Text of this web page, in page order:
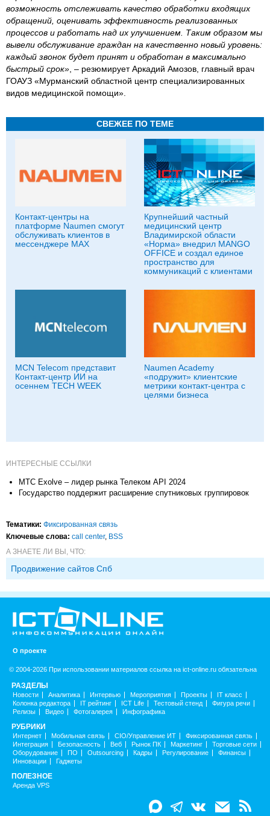
возможность отслеживать качество обработки входящих
обращений, оценивать эффективность реализованных
процессов и работать над их улучшением. Таким образом мы
вывели обслуживание граждан на качественно новый уровень:
каждый звонок будет принят и обработан в максимально
быстрый срок» , – резюмирует Аркадий Амозов, главный врач
ГОАУЗ «Мурманский областной центр специализированных
видов медицинской помощи».
СВЕЖЕЕ ПО ТЕМЕ
Контакт-центры на
платформе Naumen смогут
обслуживать клиентов в
мессенджере MAX
Крупнейший частный
медицинский центр
Владимирской области
«Норма» внедрил MANGO
OFFICE и создал единое
пространство для
коммуникаций с клиентами
MCN Telecom представит
Контакт-центр ИИ на
осеннем TECH WEEK
Naumen Academy
«подружит» клиентские
метрики контакт-центра с
целями бизнеса
ИНТЕРЕСНЫЕ ССЫЛКИ
МТС Exolve – лидер рынка Телеком API 2024
Государство поддержит расширение спутниковых группировок
Тематики: Фиксированная связь
Ключевые слова: call center, BSS
А ЗНАЕТЕ ЛИ ВЫ, ЧТО:
Продвижение сайтов Спб
О проекте
© 2004-2026 При использовании материалов ссылка на ict-online.ru обязательна
РАЗДЕЛЫ
Новости Аналитика Интервью Мероприятия Проекты
IT класс
Колонка редактора
IT рейтинг ICT Life Тестовый стенд
Фигура речи
Релизы
Видео Фотогалерея Инфографика
РУБРИКИ
Интернет Мобильная связь CIO/Управление ИТ
Фиксированная связь
Интеграция
Безопасность Веб Рынок ПК Маркетинг
Торговые сети
Оборудование
ПО Outsourcing Кадры Регулирование
Финансы
Инновации
Гаджеты
ПОЛЕЗНОЕ
Аренда VPS